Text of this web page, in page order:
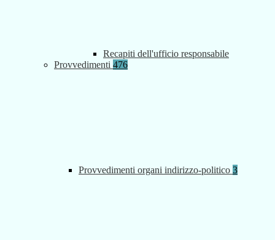
Recapiti dell'ufficio responsabile
Provvedimenti 476
Provvedimenti organi indirizzo-politico 3